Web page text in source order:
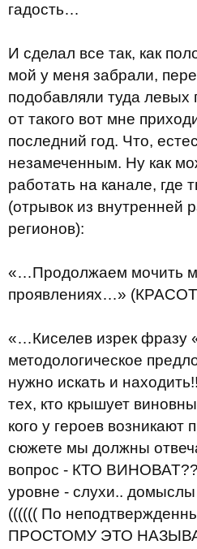
гадость…
И сделал все так, как
мой у меня забрали,
подобавляли туда левых
от такого вот мне
последний год. Что,
незамеченным. Ну как
работать на канале, где
(отрывок из внутренней
регионов):
«…Продолжаем мочить
проявлениях…»
«…Киселев изрек фразу
методологическое
нужно искать и
тех, кто крышует
кого у героев возникают
сюжете мы должны
вопрос - КТО
уровне - слухи..
(((((( По
ПРОСТОМУ ЭТО